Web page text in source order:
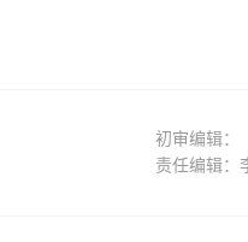
初审编辑：
责任编辑：